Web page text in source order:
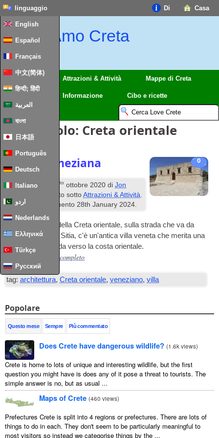
Casa
Di
linguaggio
English
Español
Français
中文(简体)
हिन्दी; हिंदी
العربية
বাংলা
日本語
Português
Deutsch
Italiano
اردو
Nederlands
Ελληνικά
Türkçe
Русский
Amo Creta
Regioni Attrazioni & Attività Mappe di Creta
Informazione Cibo e ricette
Tag Articolo: Creta orientale
0
Sì casa veneziana
Pubblicato questo ottobre 2020 diJon
registrato sottoAttrazioni & Attività.
Ultimo aggiornamento28th January 2024.
Sulle montagne della Creta orientale, sulla strada che va da
Makrys Gialos a Sitia, c'è un'antica villa veneta che merita una
sosta per chi guida verso la costa orientale.
Leggi l'articolo completo
tag: architettura,Creta orientale,veneziano,villa
Popolare
Questo mese Sempre Più commentato
Does Crete have dangerous wildlife? (1.6k views)
Crete is home to lots of unique and interesting wildlife, but the first
question you might have is does any of it pose a threat to tourists. The
simple answer is no, but as usual ...
Maps of Crete (460 views)
Prefectures Crete is split into 4 regions or prefectures. There are lots of
things to do in each. They don't seem to be particularly meaningful to
most visitors so instead we categorise things by the ...